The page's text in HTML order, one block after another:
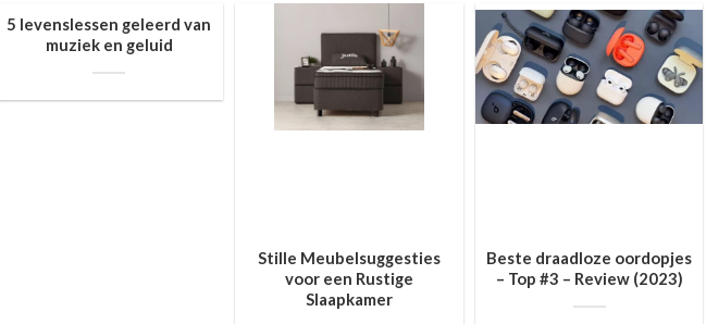
5 levenslessen geleerd van
muziek en geluid
Stille Meubelsuggesties
voor een Rustige
Slaapkamer
Beste draadloze oordopjes
– Top #3 – Review (2023)